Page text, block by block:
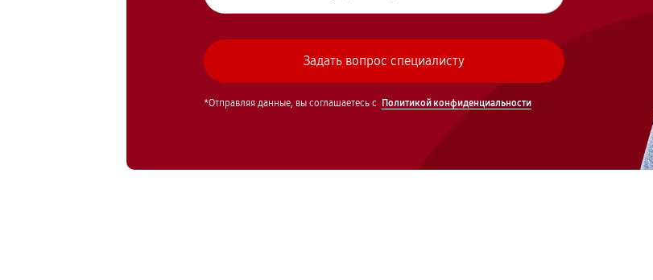
*Отправляя данные, вы соглашаетесь с Политикой конфиденциальности